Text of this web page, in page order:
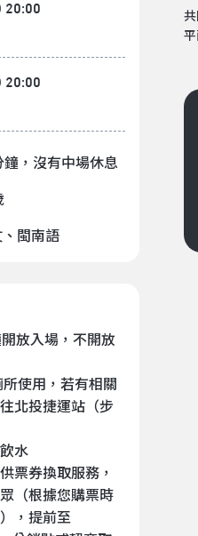
20:00
20:00
鐘 ，沒有中場休息
、 閩南語
放入場，不開放
使用，若有相關
北投捷運站（步
水
票券換取服務，
（根據您購票時
，提前至